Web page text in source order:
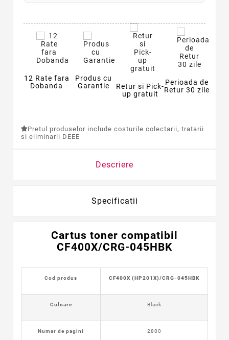
12 Rate fara
Dobanda
Produs cu
Garantie
Retur si Pick-
up gratuit
Perioada de
Retur 30 zile
Pretul produselor include costurile colectarii, tratarii
si eliminarii DEEE
Descriere
Specificatii
Cartus toner compatibil
CF400X/CRG-045HBK
Cod produs CF400X (HP201X)/CRG-045HBK
Culoare Black
Numar de pagini 2800